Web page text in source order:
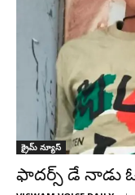
క్రైమ్ న్యూస్
ఫాదర్స్ డే నాడు ఓ